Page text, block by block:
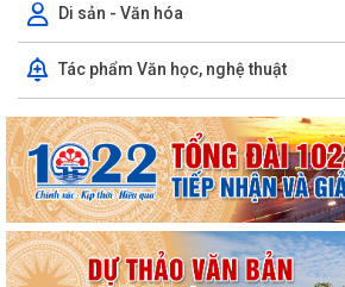
Di sản - Văn hóa
Tác phẩm Văn học, nghệ thuật
Quyết định số 1573/QĐ-UBND Về việc cho
thị Kinh Bắc - CTCP thuê đất để...
Chương trình công tác tháng 7 năm 2026 của
Thông báo về số lượng, tên gọi các thôn
thôn trên địa bàn xã Thượng...
UBND xã Thượng Hồng ban hành quyết